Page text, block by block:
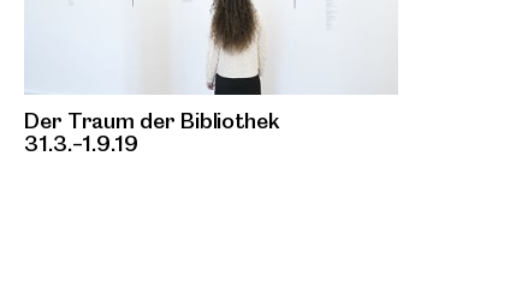
Der Traum der Bibliothek
31.3.–1.9.19